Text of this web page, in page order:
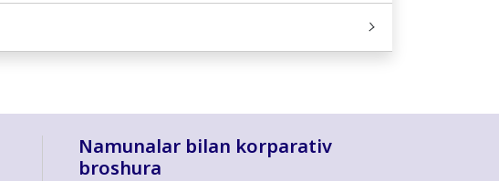
Namunalar bilan korparativ
broshura